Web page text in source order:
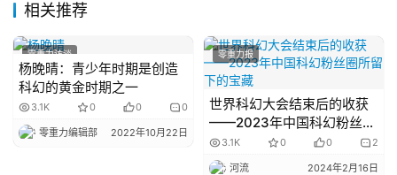
幻
小
说
库
相关推荐
零重力访谈
杨晚晴：青少年时期是创造
科幻的黄金时期之一
3.1K 0 0 0
零重力编辑部 2022年10月22日
零重力报
世界科幻大会结束后的收获
——2023年中国科幻粉丝圈
所留下的宝藏
3.1K 0 0 2
河流 2024年2月16日